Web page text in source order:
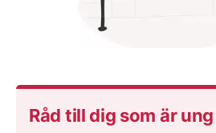
Råd till dig som är ung